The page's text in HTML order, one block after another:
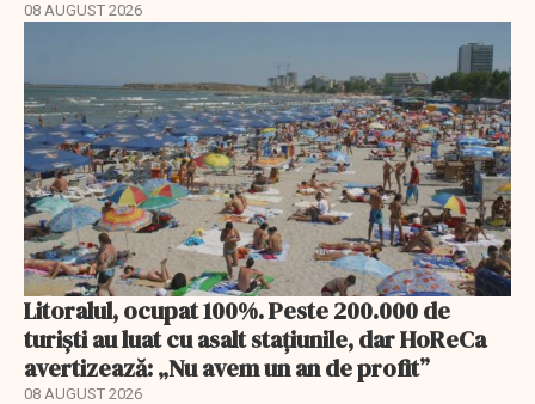
08 AUGUST 2026
Litoralul, ocupat 100%. Peste 200.000 de
turiști au luat cu asalt stațiunile, dar HoReCa
avertizează: „Nu avem un an de profit”
08 AUGUST 2026